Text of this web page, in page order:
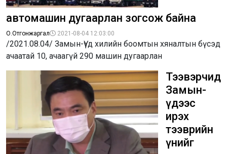
автомашин дугаарлан зогсож байна
О.Отгонжаргал 2021-08-04 12:03:00
/2021.08.04/ Замын-Үүд хилийн боомтын хяналтын бүсэд
ачаатай 10, ачаагүй 290 машин дугаарлан
Тээвэрчид
Замын-
Үүдээс
ирэх
тээврийн
үнийг